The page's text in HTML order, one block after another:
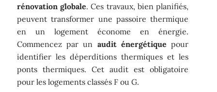
rénovation globale. Ces travaux, bien planifiés,
peuvent transformer une passoire thermique
en un logement économe en énergie.
Commencez par un audit énergétique pour
identifier les déperditions thermiques et les
ponts thermiques. Cet audit est obligatoire
pour les logements classés F ou G.